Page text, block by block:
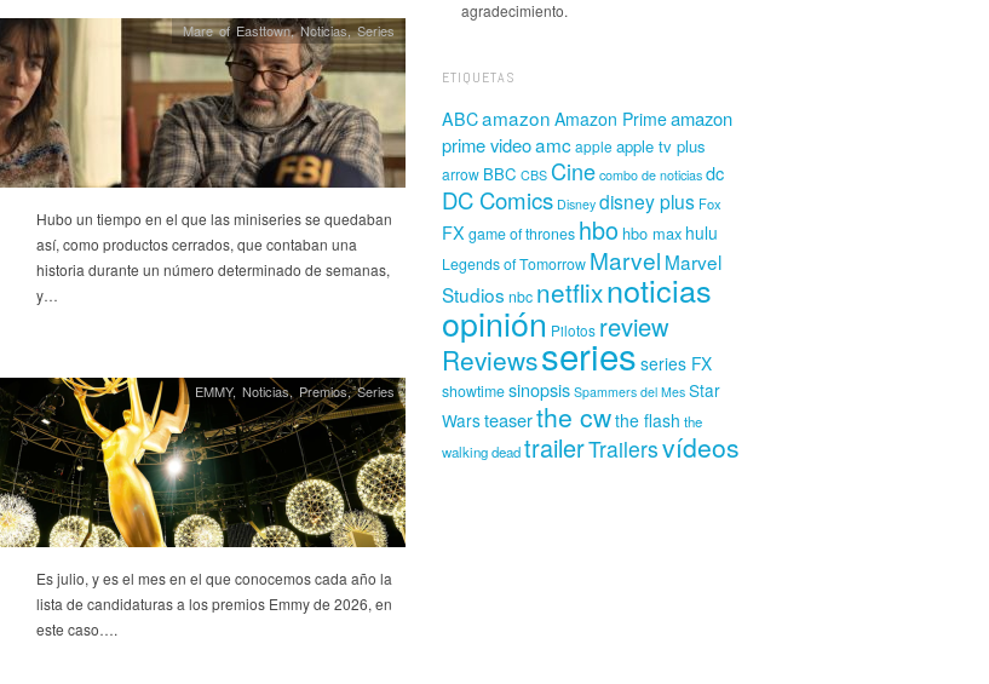
Mare of Easttown,Noticias,Series
Hubo un tiempo en el que las miniseries se quedaban
así, como productos cerrados, que contaban una
historia durante un número determinado de semanas,
y…
EMMY,Noticias, Premios,Series
Es julio, y es el mes en el que conocemos cada año la
lista de candidaturas a los premios Emmy de 2026, en
este caso….
agradecimiento.
ETIQUETAS
ABCamazon Amazon Primeamazon
prime videoamcapple apple tv plus
arrow BBC CBS Cine combo de noticias dc
DC Comics Disney disney plus Fox
FX game of thrones hbo hbo max hulu
Legends of Tomorrow Marvel Marvel
Studios nbc netflixnoticias
opinión Pilotos review
Reviewsseries series FX
showtimesinopsis Spammers del Mes Star
Warsteaserthe cwthe flash the
walking deadtrailerTrailersvídeos